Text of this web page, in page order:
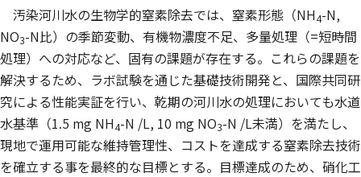
汚染河川水の生物学的窒素除去では、窒素形態（NH4-N,
NO3-N比）の季節変動、有機物濃度不足、多量処理（=短時間
処理）への対応など、固有の課題が存在する。これらの課題を
解決するため、ラボ試験を通じた基礎技術開発と、国際共同研
究による性能実証を行い、乾期の河川水の処理においても水道
水基準（1.5 mg NH4-N /L, 10 mg NO3-N /L未満）を満たし、
現地で運用可能な維持管理性、コストを達成する窒素除去技術
を確立する事を最終的な目標とする。目標達成のため、硝化工